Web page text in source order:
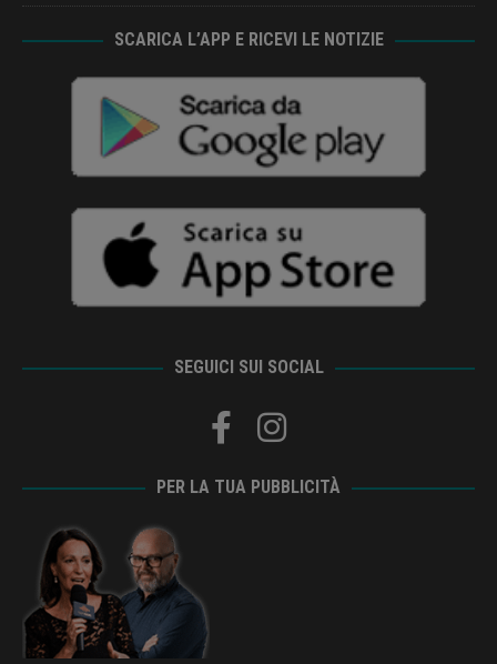
SCARICA L’APP E RICEVI LE NOTIZIE
SEGUICI SUI SOCIAL
PER LA TUA PUBBLICITÀ